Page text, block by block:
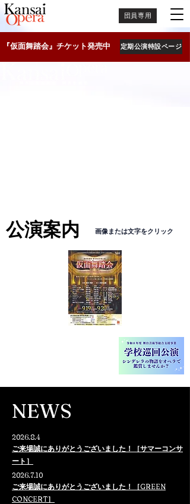
団員専用
『仮面舞踏会』チケット発売中 定期公演特設ページ
公演案内 ​画像または文字をクリック
NEWS
2026.8.4
ご来場誠にありがとうございました！［サマーコンサ
ート］​
2026.7.10
​ご来場誠にありがとうございました！［GREEN
CONCERT］